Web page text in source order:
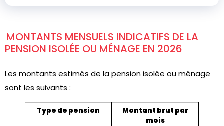
MONTANTS MENSUELS INDICATIFS DE LA
PENSION ISOLÉE OU MÉNAGE EN 2026
Les montants estimés de la pension isolée ou ménage
sont les suivants :
Type de pension
Montant brut par
mois